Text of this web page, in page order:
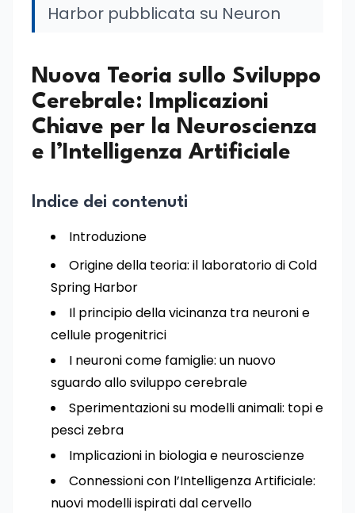
Harbor pubblicata su Neuron
Nuova Teoria sullo Sviluppo
Cerebrale: Implicazioni
Chiave per la Neuroscienza
e l’Intelligenza Artificiale
Indice dei contenuti
Introduzione
Origine della teoria: il laboratorio di Cold
Spring Harbor
Il principio della vicinanza tra neuroni e
cellule progenitrici
I neuroni come famiglie: un nuovo
sguardo allo sviluppo cerebrale
Sperimentazioni su modelli animali: topi e
pesci zebra
Implicazioni in biologia e neuroscienze
Connessioni con l’Intelligenza Artificiale:
nuovi modelli ispirati dal cervello